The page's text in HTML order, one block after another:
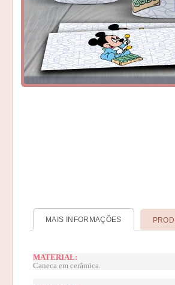
MAIS INFORMAÇÕES
MATERIAL:
Caneca em cerâmica.